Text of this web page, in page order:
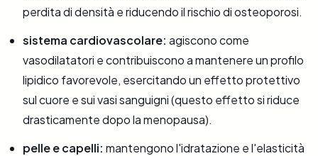
perdita di densità e riducendo il rischio di osteoporosi.
sistema cardiovascolare: agiscono come
vasodilatatori e contribuiscono a mantenere un profilo
lipidico favorevole, esercitando un effetto protettivo
sul cuore e sui vasi sanguigni (questo effetto si riduce
drasticamente dopo la menopausa).
pelle e capelli: mantengono l'idratazione e l'elasticità